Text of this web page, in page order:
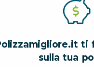
ti
sulla tua